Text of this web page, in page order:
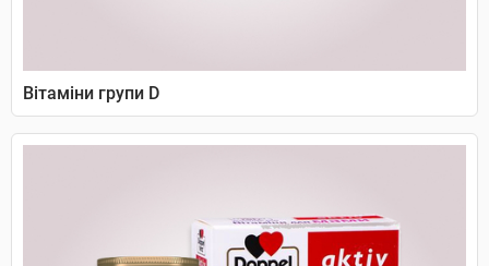
Вітаміни групи D